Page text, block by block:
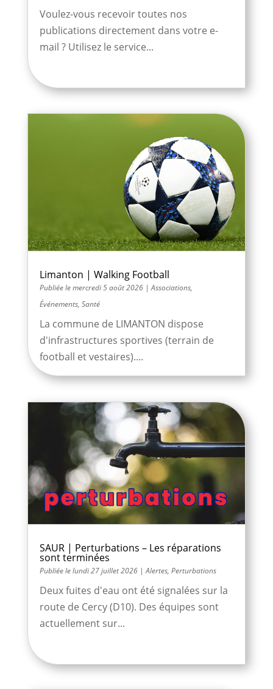
Voulez-vous recevoir toutes nos
publications directement dans votre e-
mail ? Utilisez le service...
Limanton | Walking Football
mercredi 5 août 2026|Associations,
Événements, Santé
La commune de LIMANTON dispose
d'infrastructures sportives (terrain de
football et vestaires)....
SAUR | Perturbations – Les réparations
sont terminées
lundi 27 juillet 2026|Alertes, Perturbations
Deux fuites d'eau ont été signalées sur la
route de Cercy (D10). Des équipes sont
actuellement sur...